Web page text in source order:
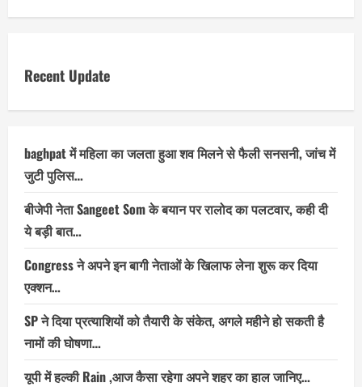
Recent Update
baghpat में महिला का जलता हुआ शव मिलने से फैली सनसनी, जांच में
जुटी पुलिस…
बीजेपी नेता Sangeet Som के बयान पर रालोद का पलटवार, कही दी
ये बड़ी बात…
Congress ने अपने इन बागी नेताओं के खिलाफ लेना शुरू कर दिया
एक्शन…
SP ने दिया प्रत्याशियों को तैयारी के संकेत, अगले महीने हो सकती है
नामों की घोषणा…
यूपी में हल्की Rain ,आज कैसा रहेगा अपने शहर का हाल जानिए…